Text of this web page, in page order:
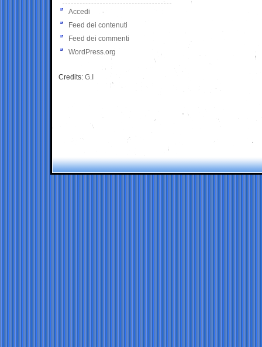
Accedi
Feed dei contenuti
Feed dei commenti
WordPress.org
Credits: G.I